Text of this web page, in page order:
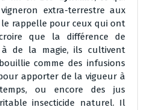
extra-terrestre aux
rappelle pour ceux qui ont
que la différence de
à de la magie, ils cultivent
comme des infusions
apporter de la vigueur à
ou encore des jus
insecticide naturel. Il